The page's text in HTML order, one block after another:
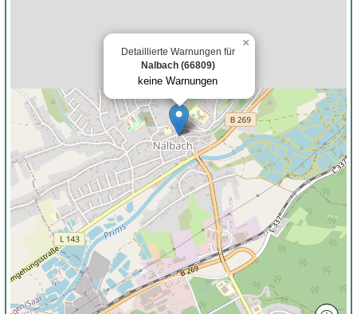
Detaillierte Warnungen für
Nalbach (66809)
keine Warnungen
×